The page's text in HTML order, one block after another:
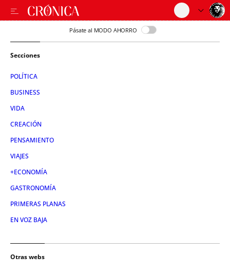
Pásate al MODO AHORRO
Secciones
POLÍTICA
BUSINESS
VIDA
CREACIÓN
PENSAMIENTO
VIAJES
+ECONOMÍA
GASTRONOMÍA
PRIMERAS PLANAS
EN VOZ BAJA
Otras webs